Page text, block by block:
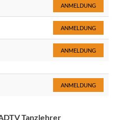
ANMELDUNG
ANMELDUNG
ANMELDUNG
ANMELDUNG
Tanzlehrer